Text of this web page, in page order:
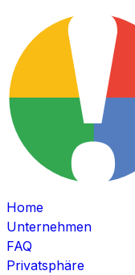
Home
Unternehmen
FAQ
Privatsphäre